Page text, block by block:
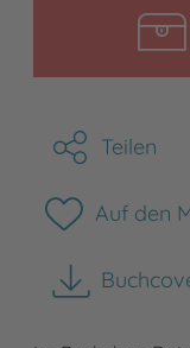
Teilen
Auf den